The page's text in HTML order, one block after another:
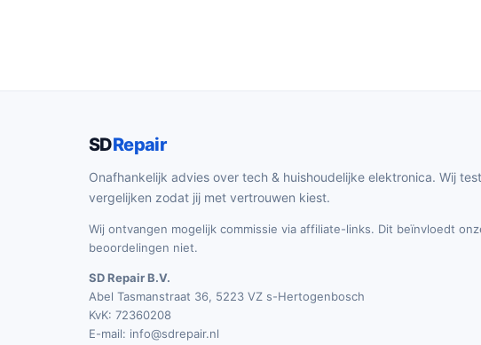
SDRepair
Onafhankelijk advies over tech & huishoudelijke elektronica. Wij
vergelijken zodat jij met vertrouwen kiest.
Wij ontvangen mogelijk commissie via affiliate-links. Dit beïnvloedt
beoordelingen niet.
SD Repair B.V.
Abel Tasmanstraat 36, 5223 VZ s-Hertogenbosch
KvK: 72360208
E-mail: info@sdrepair.nl